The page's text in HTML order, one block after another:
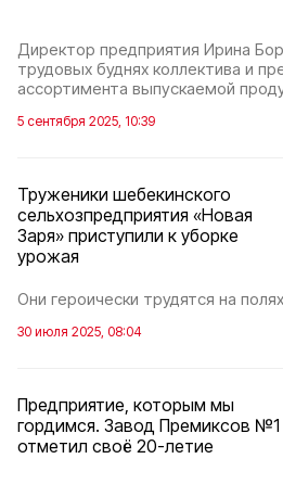
Директор предприятия Ирина
трудовых буднях коллектива и
ассортимента выпускаемой
5 сентября 2025, 10:39
Труженики шебекинского
сельхозпредприятия «Новая
Заря» приступили к уборке
урожая
Они героически трудятся на
30 июля 2025, 08:04
Предприятие, которым мы
гордимся. Завод Премиксов №1
отметил своё 20-летие